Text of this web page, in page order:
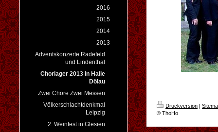
2016
2015
2014
2013
Adventskonzerte Radefeld
und Lindenthal
Chorlager 2013 in Halle
Dölau
Zwei Chöre Zwei Messen
Völkerschlachtdenkmal
Leipzig
2. Weinfest in Glesien
Druckversion |
© ThoHo